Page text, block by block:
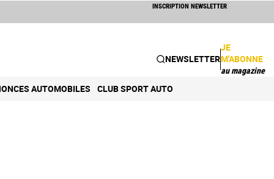
INSCRIPTION NEWSLETTER
NEWSLETTER
JE
M'ABONNE
au magazine
AUTOMOBILES CLUB SPORT AUTO